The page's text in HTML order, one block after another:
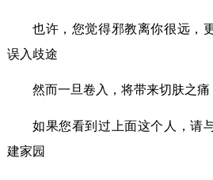
也许，您觉得邪教离你很远，
误入歧途
然而一旦卷入，将带来切肤之痛
如果您看到过上面这个人，请
建家园